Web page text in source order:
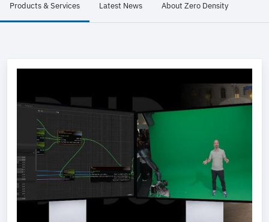
Products & Services Latest News About Zero Density